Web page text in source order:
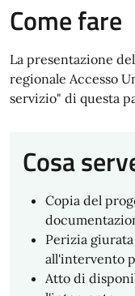
Come fare
La presentazione
regionale Accesso
servizio" di questa
Cosa
Copia del
Perizia
all'intervento
Atto di